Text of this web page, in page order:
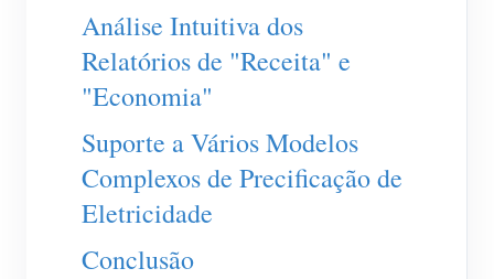
Sistema de controle de aquecedor FV
Automação residencial
Monitoramento de energia da fábrica
Início rápido do produto
Documento
Vídeo tutorial
FAQ
Notícias
Blog
Comunidade
Programa de contribuidores
Centro de contribuidores
Atividades IAMMETER
Fórum
Soluções
Análise Intuitiva dos
Relatórios de "Receita" e
"Economia"
Suporte a Vários Modelos
Complexos de Precificação de
Eletricidade
Conclusão